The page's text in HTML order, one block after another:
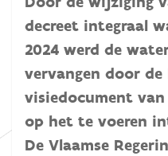
decreet integraal
2024 werd de
vervangen door de
visiedocument van
op het te voeren
De Vlaamse